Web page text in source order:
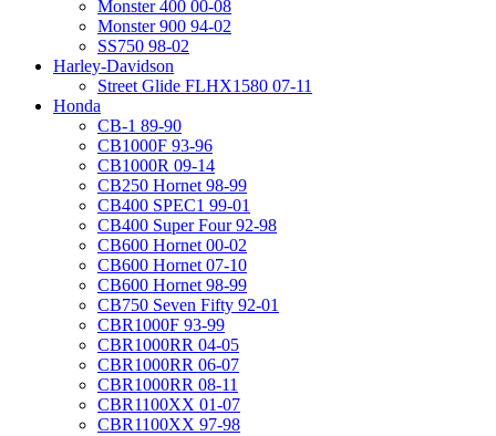
Monster 400 00-08
Monster 900 94-02
SS750 98-02
Harley-Davidson
Street Glide FLHX1580 07-11
Honda
CB-1 89-90
CB1000F 93-96
CB1000R 09-14
CB250 Hornet 98-99
CB400 SPEC1 99-01
CB400 Super Four 92-98
CB600 Hornet 00-02
CB600 Hornet 07-10
CB600 Hornet 98-99
CB750 Seven Fifty 92-01
CBR1000F 93-99
CBR1000RR 04-05
CBR1000RR 06-07
CBR1000RR 08-11
CBR1100XX 01-07
CBR1100XX 97-98